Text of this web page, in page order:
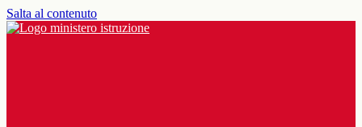
Salta al contenuto